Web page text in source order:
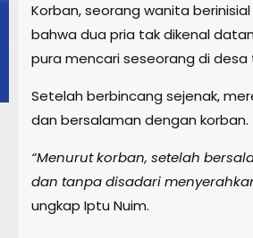
Korban, seorang wanita
bahwa dua pria tak dikenal
pura mencari seseorang di
Setelah berbincang sejenak,
dan bersalaman dengan korban.
“Menurut korban, setelah
dan tanpa disadari
ungkap Iptu Nuim.